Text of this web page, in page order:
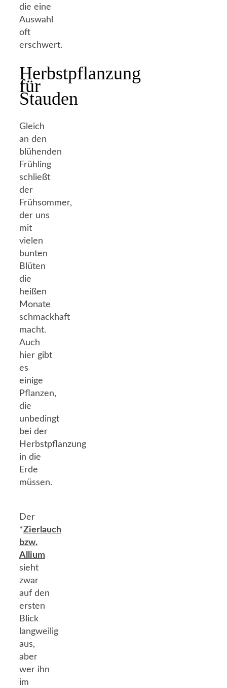
die eine
Auswahl
oft
erschwert.
Herbstpflanzung
für
Stauden
Gleich
an den
blühenden
Frühling
schließt
der
Frühsommer,
der uns
mit
vielen
bunten
Blüten
die
heißen
Monate
schmackhaft
macht.
Auch
hier gibt
es
einige
Pflanzen,
die
unbedingt
bei der
Herbstpflanzung
in die
Erde
müssen.
Der
*Zierlauch
bzw.
Allium
sieht
zwar
auf den
ersten
Blick
langweilig
aus,
aber
wer ihn
im